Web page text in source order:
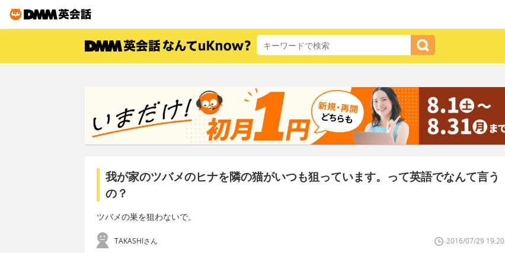
我が家のツバメのヒナを隣の猫がいつも狙っています。って英語でなんて言う
の？
ツバメの巣を狙わないで。
TAKASHIさん 2016/07/29 19:20